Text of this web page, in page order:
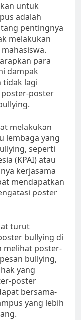
untuk
adalah
pentingnya
melakukan
para
dampak
tidak lagi
poster
melakukan
lembaga yang
seperti
(KPAI) atau
kerjasama
mendapatkan
poster
turut
bullying di
melihat poster-
bullying,
yang
poster
bersama-
yang lebih